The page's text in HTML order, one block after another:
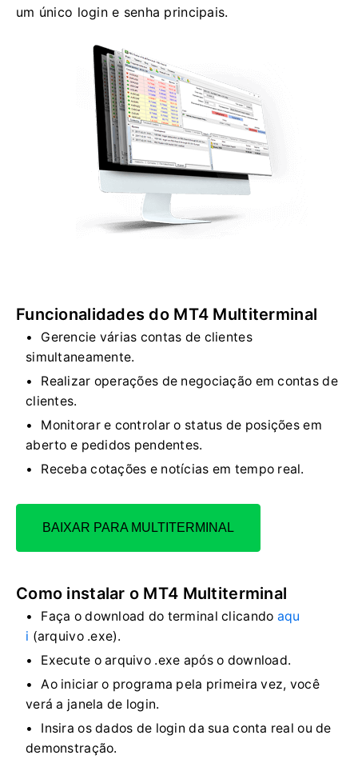
um único login e senha principais.
Funcionalidades do MT4 Multiterminal
Gerencie várias contas de clientes
simultaneamente.
Realizar operações de negociação em contas de
clientes.
Monitorar e controlar o status de posições em
aberto e pedidos pendentes.
Receba cotações e notícias em tempo real.
BAIXAR PARA MULTITERMINAL
Como instalar o MT4 Multiterminal
Faça o download do terminal clicando aqu
i (arquivo .exe).
Execute o arquivo .exe após o download.
Ao iniciar o programa pela primeira vez, você
verá a janela de login.
Insira os dados de login da sua conta real ou de
demonstração.